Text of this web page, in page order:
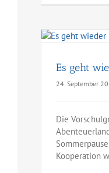
Es geht
24. September
Die
Kooperation